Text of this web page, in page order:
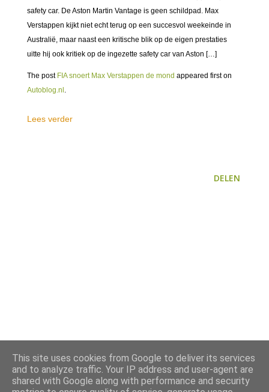
safety car. De Aston Martin Vantage is geen schildpad. Max
Verstappen kijkt niet echt terug op een succesvol weekeinde in
Australië, maar naast een kritische blik op de eigen prestaties
uitte hij ook kritiek op de ingezette safety car van Aston […]
The post FIA snoert Max Verstappen de mond appeared first on
Autoblog.nl .
Lees verder
DELEN
This site uses cookies from Google to deliver its services
and to analyze traffic. Your IP address and user-agent are
shared with Google along with performance and security